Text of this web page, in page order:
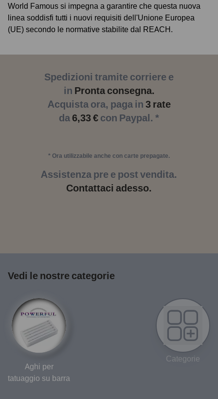
World Famous si impegna a garantire che questa nuova
linea soddisfi tutti i nuovi requisiti dell'Unione Europea
(UE) secondo le normative stabilite dal REACH.
Spedizioni tramite corriere e
in Pronta consegna.
Acquista ora, paga in 3 rate
da6,33 € con Paypal. *
* Ora utilizzabile anche con carte prepagate.
Assistenza pre e post vendita.
Contattaci adesso.
Vedi le nostre categorie
Aghi per
tatuaggio su barra
Categorie